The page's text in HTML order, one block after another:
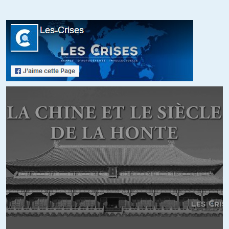
Donc quoi ? Quel gâchis, quelle bêtise…
+17 ALERTER
Chris//25.10.2017 à 14h21
A première vue oui, mais la vente d’Alstom à GE, rend notre
production d’électricité nucléaire dépendante des Etats-Unis…
Qui rappelle la reddition de la France après tout le tapage onusien-
villepéniste sur l’invasion de l’Irak, non pas pour un plat de lentilles,
mais pour assurer la livraison des sabots d’appontage du Charles
De Gaulle, entre autres !
+9 ALERTER
Owen//25.10.2017 à 18h47